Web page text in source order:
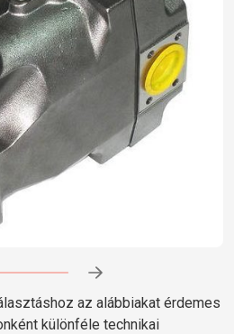
az alábbiakat érdemes
különféle technikai